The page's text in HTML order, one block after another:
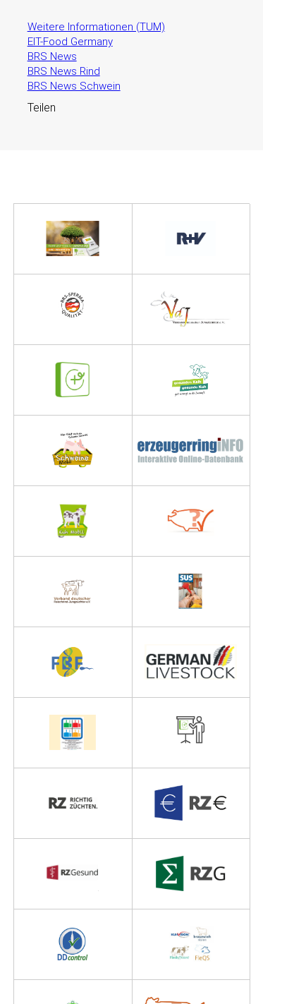
Weitere Informationen (TUM)
EIT-Food Germany
BRS News
BRS News Rind
BRS News Schwein
Teilen